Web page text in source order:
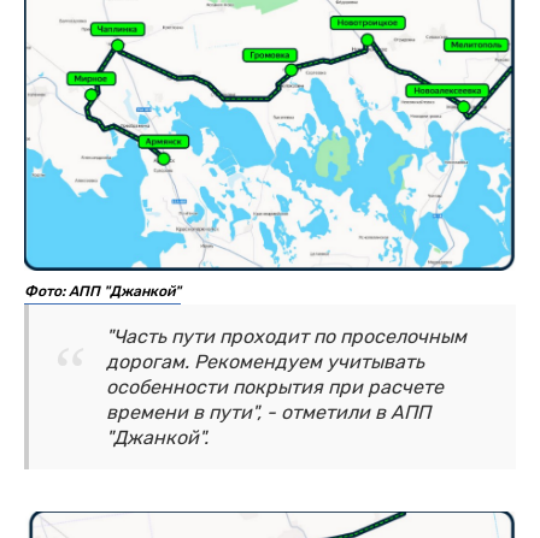
Фото: АПП "Джанкой"
"Часть пути проходит по проселочным
дорогам. Рекомендуем учитывать
особенности покрытия при расчете
времени в пути", - отметили в АПП
"Джанкой".